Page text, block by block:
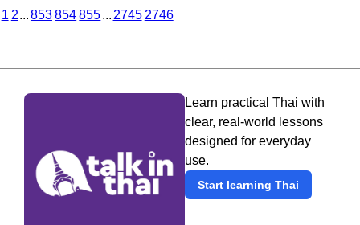
1 2...853854855... 2745 2746
Learn practical Thai with
clear, real-world lessons
designed for everyday
use.
Start learning Thai